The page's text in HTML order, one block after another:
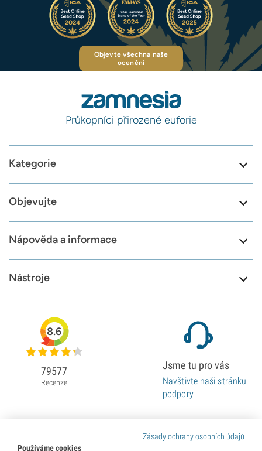
Objevte všechna naše
ocenění
Průkopníci přirozené euforie
Kategorie
Objevujte
Nápověda a informace
Nástroje
Zásady ochrany osobních údajů
Používáme cookies
8.6
79577
Recenze
Jsme tu pro vás
Navštivte naši stránku
podpory